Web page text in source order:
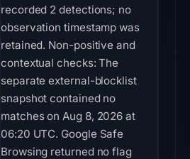
recorded 2 detections; no
observation timestamp was
retained. Non-positive and
contextual checks: The
separate external-blocklist
snapshot contained no
matches on Aug 8, 2026 at
06:20 UTC. Google Safe
Browsing returned no flag